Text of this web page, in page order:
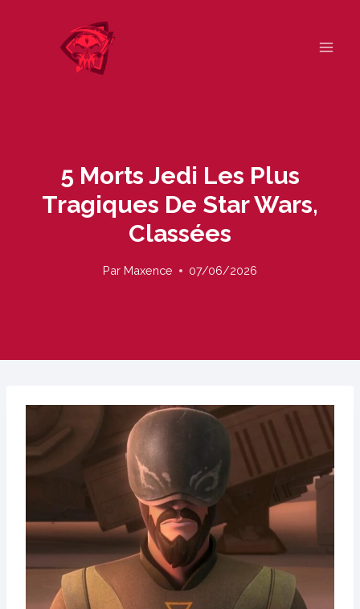
5 Morts Jedi Les Plus
Tragiques De Star Wars,
Classées
Par Maxence 07/06/2026